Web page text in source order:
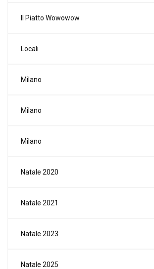
Il Piatto Wowowow
Locali
Milano
Milano
Milano
Natale 2020
Natale 2021
Natale 2023
Natale 2025